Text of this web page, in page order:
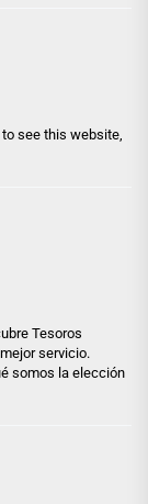
see this website,
Tesoros
servicio.
somos la elección